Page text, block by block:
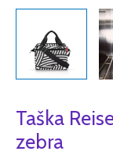
Taška
zebra